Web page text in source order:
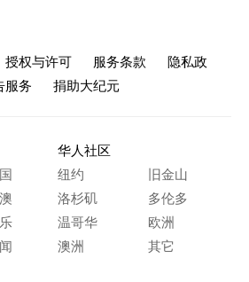
授权与许可 服务条款
隐私政
服务 捐助大纪元
华人社区
纽约
旧金山
洛杉矶
多伦多
温哥华
欧洲
澳洲
其它